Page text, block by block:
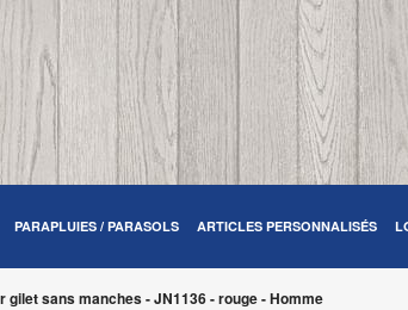
PARAPLUIES / PARASOLS ARTICLES PERSONNALISÉS
gilet sans manches - JN1136 - rouge - Homme